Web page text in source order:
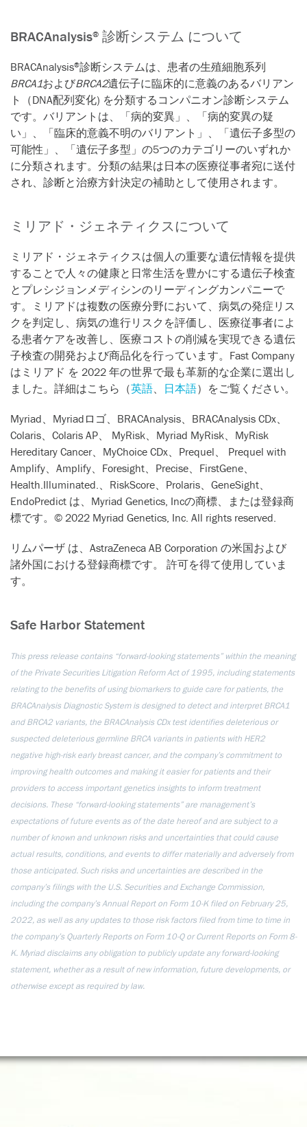
BRACAnalysis® 診断システム について
BRACAnalysis®診断システムは、患者の生殖細胞系列
BRCA1およびBRCA2遺伝子に臨床的に意義のあるバリアン
ト（DNA配列変化) を分類するコンパニオン診断システム
です。バリアントは、「病的変異」、「病的変異の疑
い」、「臨床的意義不明のバリアント」、「遺伝子多型の
可能性」、「遺伝子多型」の5つのカテゴリーのいずれか
に分類されます。分類の結果は日本の医療従事者宛に送付
され、診断と治療方針決定の補助として使用されます。
ミリアド・ジェネティクスについて
ミリアド・ジェネティクスは個人の重要な遺伝情報を提供
することで人々の健康と日常生活を豊かにする遺伝子検査
とプレシジョンメディシンのリーディングカンパニーで
す。ミリアドは複数の医療分野において、病気の発症リス
クを判定し、病気の進行リスクを評価し、医療従事者によ
る患者ケアを改善し、医療コストの削減を実現できる遺伝
子検査の開発および商品化を行っています。Fast Company
はミリアド を 2022 年の世界で最も革新的な企業に選出し
ました。詳細はこちら（英語、 日本語）をご覧ください。
Myriad、Myriadロゴ、BRACAnalysis、BRACAnalysis CDx、
Colaris、Colaris AP、 MyRisk、Myriad MyRisk、MyRisk
Hereditary Cancer、MyChoice CDx、Prequel、 Prequel with
Amplify、Amplify、Foresight、Precise、FirstGene、
Health.Illuminated.、RiskScore、Prolaris、GeneSight、
EndoPredict は、Myriad Genetics, Incの商標、または登録商
標です。© 2022 Myriad Genetics, Inc. All rights reserved.
リムパーザ は、AstraZeneca AB Corporation の米国および
諸外国における登録商標です。 許可を得て使用していま
す。
Safe Harbor Statement
This press release contains “forward-looking statements” within the meaning
of the Private Securities Litigation Reform Act of 1995, including statements
relating to the benefits of using biomarkers to guide care for patients, the
BRACAnalysis Diagnostic System is designed to detect and interpret BRCA1
and BRCA2 variants, the BRACAnalysis CDx test identifies deleterious or
suspected deleterious germline BRCA variants in patients with HER2
negative high-risk early breast cancer, and the company’s commitment to
improving health outcomes and making it easier for patients and their
providers to access important genetics insights to inform treatment
decisions. These “forward-looking statements” are management’s
expectations of future events as of the date hereof and are subject to a
number of known and unknown risks and uncertainties that could cause
actual results, conditions, and events to differ materially and adversely from
those anticipated. Such risks and uncertainties are described in the
company’s filings with the U.S. Securities and Exchange Commission,
including the company’s Annual Report on Form 10-K filed on February 25,
2022, as well as any updates to those risk factors filed from time to time in
the company’s Quarterly Reports on Form 10-Q or Current Reports on Form 8-
K. Myriad disclaims any obligation to publicly update any forward-looking
statement, whether as a result of new information, future developments, or
otherwise except as required by law.